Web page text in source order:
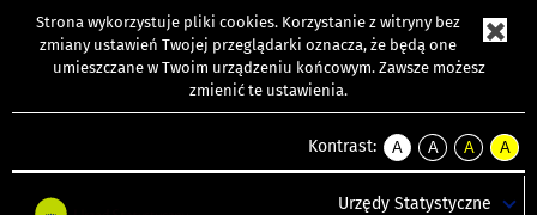
Strona wykorzystuje pliki cookies. Korzystanie z witryny bez
zmiany ustawień Twojej przeglądarki oznacza, że będą one
umieszczane w Twoim urządzeniu końcowym. Zawsze możesz
zmienić te ustawienia.
Kontrast:
A
kontrast
A
kontrast
tekst
A
kontrast
tekst
A
tekst
Urzędy Statystyczne